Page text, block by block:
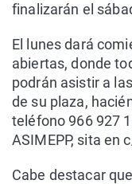
finalizarán el
El lunes dará
abiertas, donde
podrán asistir a
de su plaza,
teléfono 966 927
ASIMEPP, sita en
Cabe destacar